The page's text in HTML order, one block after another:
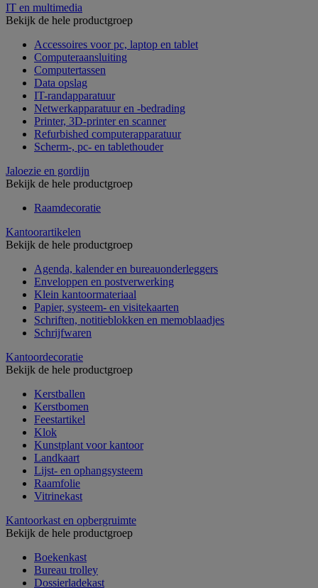
IT en multimedia
Bekijk de hele productgroep
Accessoires voor pc, laptop en tablet
Computeraansluiting
Computertassen
Data opslag
IT-randapparatuur
Netwerkapparatuur en -bedrading
Printer, 3D-printer en scanner
Refurbished computerapparatuur
Scherm-, pc- en tablethouder
Jaloezie en gordijn
Bekijk de hele productgroep
Raamdecoratie
Kantoorartikelen
Bekijk de hele productgroep
Agenda, kalender en bureauonderleggers
Enveloppen en postverwerking
Klein kantoormateriaal
Papier, systeem- en visitekaarten
Schriften, notitieblokken en memoblaadjes
Schrijfwaren
Kantoordecoratie
Bekijk de hele productgroep
Kerstballen
Kerstbomen
Feestartikel
Klok
Kunstplant voor kantoor
Landkaart
Lijst- en ophangsysteem
Raamfolie
Vitrinekast
Kantoorkast en opbergruimte
Bekijk de hele productgroep
Boekenkast
Bureau trolley
Dossierladekast